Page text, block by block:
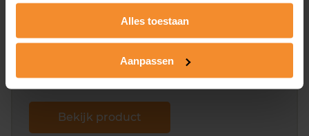
Alles toestaan
Aanpassen
Een uitgebreid overzicht van het perceel en
omliggende percelen met de kadastrale erfgrenzen,
Bekijk product